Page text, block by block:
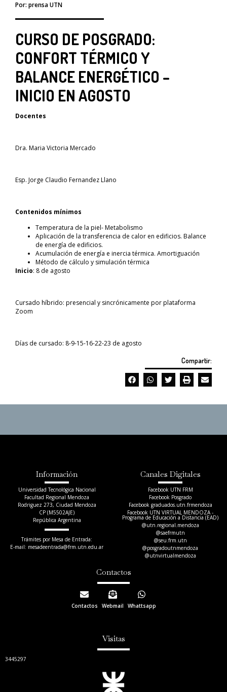
Por: prensa UTN
CURSO DE POSGRADO:
CONFORT TÉRMICO Y
BALANCE ENERGÉTICO –
INICIO EN AGOSTO
Docentes
Dra. Maria Victoria Mercado
Esp. Jorge Claudio Fernandez Llano
Contenidos mínimos
Temperatura de la piel- Metabolismo
Aplicación de la transferencia de calor en edificios. Balance
de energía de edificios.
Acumulación de energía e inercia térmica. Amortiguación
Método de cálculo y simulación térmica
Inicio: 8 de agosto
Cursado híbrido: presencial y sincrónicamente por plataforma
Zoom
Días de cursado: 8-9-15-16-22-23 de agosto
Compartir:
Información
Universidad Tecnológica Nacional
Facultad Regional Mendoza
Rodriguez 273, Ciudad Mendoza
CP (M5502AJE)
República Argentina
Trámites por Mesa de Entrada:
E-mail: mesadeentrada@frm.utn.edu.ar​
Canales Digitales
Facebook UTN FRM
Facebook Posgrado
Facebook graduados.utn.frmendoza
Facebook UTN VIRTUAL MENDOZA -
Programa de Educación a Distancia (EAD)
@utn.regional.mendoza
@saefrmutn
@seu.frm.utn
@posgradoutnmendoza
@utnvirtualmendoza
Contactos
Contactos Webmail Whattsapp
Visitas
3445297